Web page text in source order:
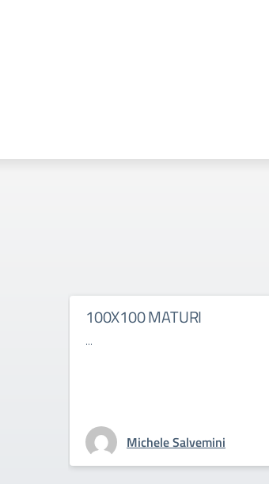
100X100 MATURI
...
Michele Salvemini